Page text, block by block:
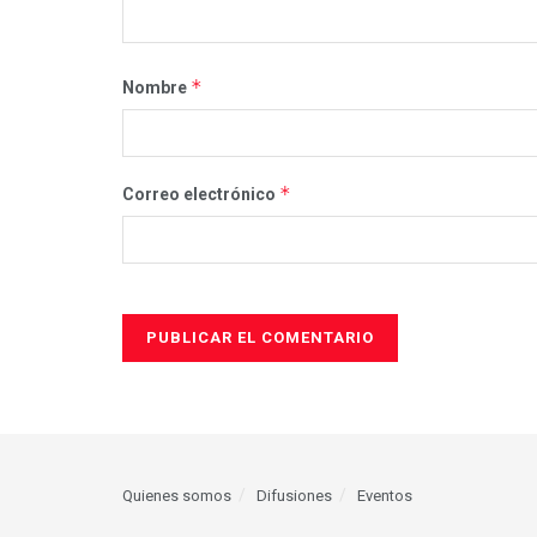
Nombre *
Correo electrónico *
Quienes somos Difusiones Eventos